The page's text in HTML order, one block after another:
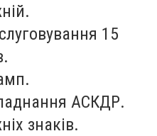
15
АСКДР.
знаків.